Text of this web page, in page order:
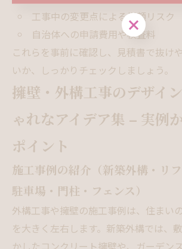
工事中の変更点による増額リスク
自治体への申請費用や検査料
これらを事前に確認し、見積書で抜け
いか、しっかりチェックしましょう。
擁壁・外構工事のデザイ
ゃれなアイデア集 – 実例
ポイント
施工事例の紹介（新築外構・リ
駐車場・門柱・フェンス）
外構工事や擁壁の施工事例は、住まい
を大きく左右します。新築外構では、
かしたコンクリート擁壁や、ガーデン
お問い合わせはこちら